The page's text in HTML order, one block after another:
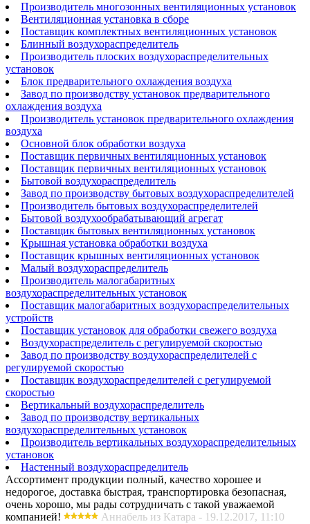
Производитель многозонных вентиляционных установок
Вентиляционная установка в сборе
Поставщик комплектных вентиляционных установок
Блинный воздухораспределитель
Производитель плоских воздухораспределительных
установок
Блок предварительного охлаждения воздуха
Завод по производству установок предварительного
охлаждения воздуха
Производитель установок предварительного охлаждения
воздуха
Основной блок обработки воздуха
Поставщик первичных вентиляционных установок
Поставщик первичных вентиляционных установок
Бытовой воздухораспределитель
Завод по производству бытовых воздухораспределителей
Производитель бытовых воздухораспределителей
Бытовой воздухообрабатывающий агрегат
Поставщик бытовых вентиляционных установок
Крышная установка обработки воздуха
Поставщик крышных вентиляционных установок
Малый воздухораспределитель
Производитель малогабаритных
воздухораспределительных установок
Поставщик малогабаритных воздухораспределительных
устройств
Поставщик установок для обработки свежего воздуха
Воздухораспределитель с регулируемой скоростью
Завод по производству воздухораспределителей с
регулируемой скоростью
Поставщик воздухораспределителей с регулируемой
скоростью
Вертикальный воздухораспределитель
Завод по производству вертикальных
воздухораспределительных установок
Производитель вертикальных воздухораспределительных
установок
Настенный воздухораспределитель
Ассортимент продукции полный, качество хорошее и
недорогое, доставка быстрая, транспортировка безопасная,
очень хорошо, мы рады сотрудничать с такой уважаемой
компанией!
Аннабель из Катара - 19.12.2017, 11:10